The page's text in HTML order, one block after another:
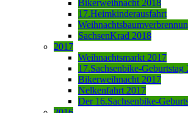
Bikerweihnacht 2018
17.Heimkinderausfahrt
SachsenKrad 2018
2017
Weihnachtsmarkt 2017
17.Sachsenbike-Geburtstag
Bikerweihnacht 2017
Nelkenfahrt 2017
Der 16.Sachsenbike-